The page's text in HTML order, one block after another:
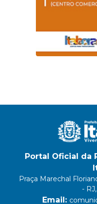
Portal Oficial da
Praça Marechal
-
Email: